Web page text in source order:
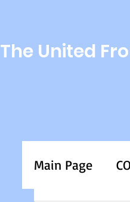
The United
Main Page